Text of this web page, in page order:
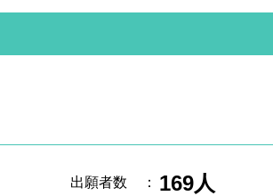
出願者数 ： 169人